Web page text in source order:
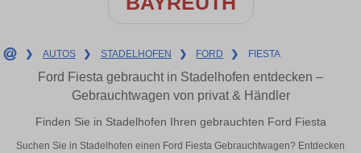
❯ AUTOS ❯ STADELHOFEN ❯ FORD ❯ FIESTA
Ford Fiesta gebraucht in Stadelhofen entdecken –
Gebrauchtwagen von privat & Händler
Finden Sie in Stadelhofen Ihren gebrauchten Ford Fiesta
Suchen Sie in Stadelhofen einen Ford Fiesta Gebrauchtwagen? Entdecken